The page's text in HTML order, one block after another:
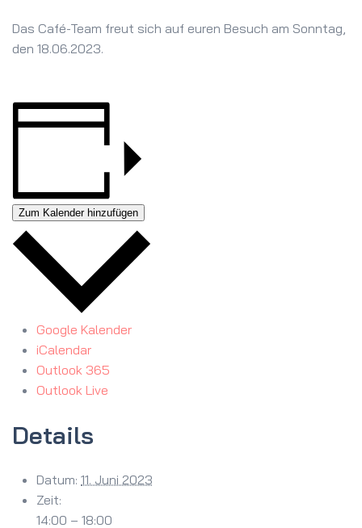
Das Café-Team freut sich auf euren Besuch am Sonntag,
den 18.06.2023.
Zum Kalender hinzufügen
Google Kalender
iCalendar
Outlook 365
Outlook Live
Details
Datum: 11. Juni 2023
Zeit:
14:00 – 18:00